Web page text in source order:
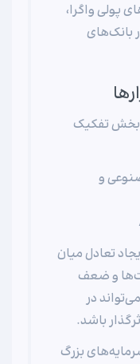
واگرا،
بانک‌های
بخش تفکیک
و
تعادل میان
و ضعف
در
باشد.
بزرگ